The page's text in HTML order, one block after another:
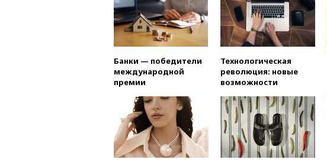
Банки — победители
международной
премии
Технологическая
революция: новые
возможности